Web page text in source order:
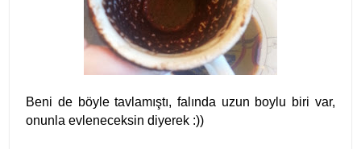
Beni de böyle tavlamıştı, falında uzun boylu biri var,
onunla evleneceksin diyerek :))